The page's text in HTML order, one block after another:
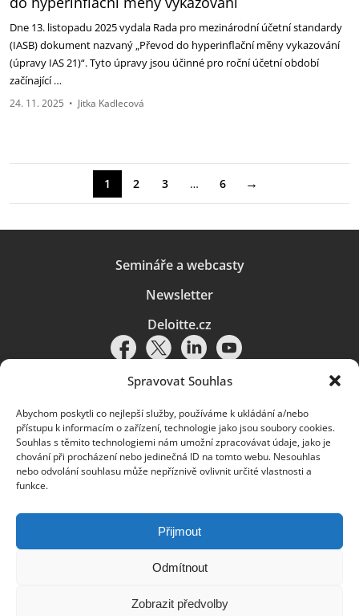
Spravovat Souhlas
Abychom poskytli co nejlepší služby, používáme k ukládání a/nebo
přístupu k informacím o zařízení, technologie jako jsou soubory cookies.
Souhlas s těmito technologiemi nám umožní zpracovávat údaje, jako je
chování při procházení nebo jedinečná ID na tomto webu. Nesouhlas
nebo odvolání souhlasu může nepříznivě ovlivnit určité vlastnosti a
funkce.
Přijmout
Odmítnout
Zobrazit předvolby
Dne 13. listopadu 2025 vydala Rada pro mezinárodní účetní standardy
(IASB) dokument nazvaný „Převod do hyperinflační měny vykazování
(úpravy IAS 21)“. Tyto úpravy jsou účinné pro roční účetní období
začínající …
24. 11. 2025 • Jitka Kadlecová
1 2 3 … 6 →
Semináře a webcasty
Newsletter
Deloitte.cz
Pravidla používání|Ochrana osobních údajů|Soubory cookies |
Deloitte.cz
© 2026. Více informací najdete vPravidlech používání.
Deloitte označuje jednu či více společností globální sítě členských
a přidružené subjekty (souhrnně „organizace Deloitte“). Společnost DTTL
(rovněž označovaná jako „Deloitte Global“) a každá z jejích členských
společností a jejich přidružených subjektů je samostatným a nezávislým
právním subjektem, který není oprávněn zavazovat nebo přijímat závazky
za jinou z těchto členských společností a jejich přidružených subjektů ve
pochybení, nikoli za jednání či pochybení jiných členských společností či